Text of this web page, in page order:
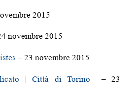
2015
novembre 2015
– 23 novembre 2015
| Città di Torino – 23